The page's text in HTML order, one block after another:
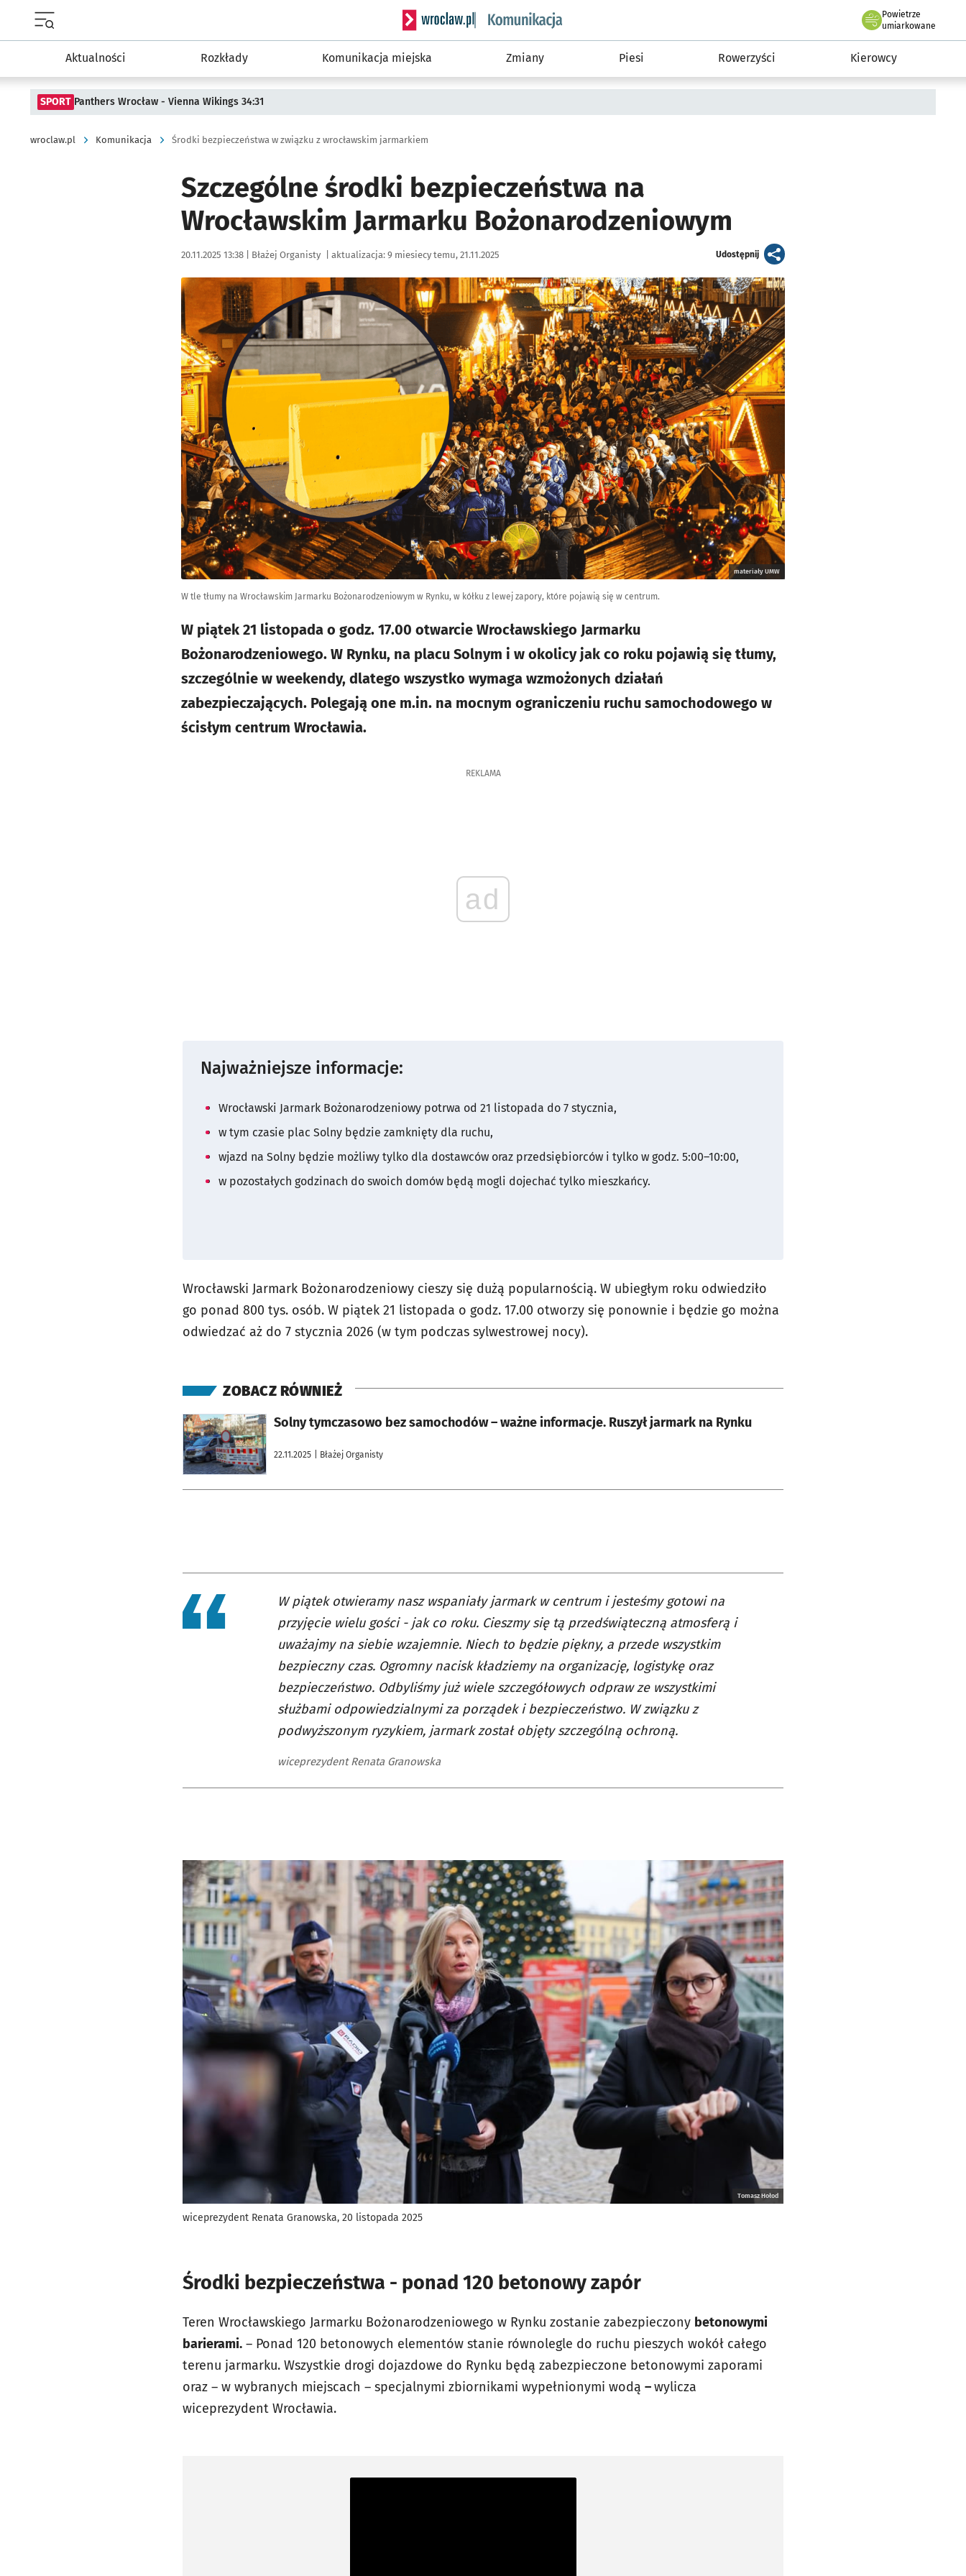
Serwis informacyjny wroclaw.pl podserwis: Komunikacja
Powietrze
we Wrocławiu
umiarkowane
Aktualności Rozkłady Komunikacja miejska Zmiany Piesi Rowerzyści Kierowcy
SPORT Panthers Wrocław - Vienna Wikings 34:31
wroclaw.pl Komunikacja Środki bezpieczeństwa w związku z wrocławskim jarmarkiem
Szczególne środki bezpieczeństwa na
Wrocławskim Jarmarku Bożonarodzeniowym
Data publikacji:
20.11.2025 13:38 | Autor:
Błażej Organisty aktualizacja: 9 miesiecy temu, 21.11.2025 Udostępnijartykuł
Kliknij, aby powiększyć
materiały UMW
W tle tłumy na Wrocławskim Jarmarku Bożonarodzeniowym w Rynku, w kółku z lewej zapory, które pojawią się w centrum.
W piątek 21 listopada o godz. 17.00 otwarcie Wrocławskiego Jarmarku
Bożonarodzeniowego. W Rynku, na placu Solnym i w okolicy jak co roku pojawią się tłumy,
szczególnie w weekendy, dlatego wszystko wymaga wzmożonych działań
zabezpieczających. Polegają one m.in. na mocnym ograniczeniu ruchu samochodowego w
ścisłym centrum Wrocławia.
REKLAMA
ad
Najważniejsze informacje:
Wrocławski Jarmark Bożonarodzeniowy potrwa od 21 listopada do 7 stycznia,
w tym czasie plac Solny będzie zamknięty dla ruchu,
wjazd na Solny będzie możliwy tylko dla dostawców oraz przedsiębiorców i tylko w godz. 5:00–10:00,
w pozostałych godzinach do swoich domów będą mogli dojechać tylko mieszkańcy.
Wrocławski Jarmark Bożonarodzeniowy cieszy się dużą popularnością. W ubiegłym roku odwiedziło
go ponad 800 tys. osób. W piątek 21 listopada o godz. 17.00 otworzy się ponownie i będzie go można
odwiedzać aż do 7 stycznia 2026 (w tym podczas sylwestrowej nocy).
ZOBACZ RÓWNIEŻ
Solny tymczasowo bez samochodów – ważne informacje. Ruszył jarmark na Rynku
22.11.2025 | Błażej Organisty
otworzy się w nowej karcie
W piątek otwieramy nasz wspaniały jarmark w centrum i jesteśmy gotowi na
przyjęcie wielu gości - jak co roku. Cieszmy się tą przedświąteczną atmosferą i
uważajmy na siebie wzajemnie. Niech to będzie piękny, a przede wszystkim
bezpieczny czas. Ogromny nacisk kładziemy na organizację, logistykę oraz
bezpieczeństwo. Odbyliśmy już wiele szczegółowych odpraw ze wszystkimi
służbami odpowiedzialnymi za porządek i bezpieczeństwo. W związku z
podwyższonym ryzykiem, jarmark został objęty szczególną ochroną.
wiceprezydent Renata Granowska
Tomasz Hołod
wiceprezydent Renata Granowska, 20 listopada 2025
Środki bezpieczeństwa - ponad 120 betonowy zapór
Teren Wrocławskiego Jarmarku Bożonarodzeniowego w Rynku zostanie zabezpieczony betonowymi
barierami. – Ponad 120 betonowych elementów stanie równolegle do ruchu pieszych wokół całego
terenu jarmarku. Wszystkie drogi dojazdowe do Rynku będą zabezpieczone betonowymi zaporami
oraz – w wybranych miejscach – specjalnymi zbiornikami wypełnionymi wodą –wylicza
wiceprezydent Wrocławia.